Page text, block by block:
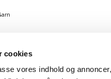
cookies
vores indhold og